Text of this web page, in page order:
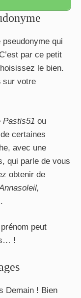
qui
par ce petit
le bien.
sur votre
Pastis51 ou
certaines
avec une
qui parle de vous
obtenir de
peut
!
Demain ! Bien